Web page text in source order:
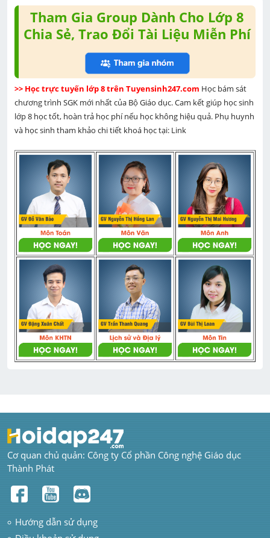
Tham Gia Group Dành Cho Lớp 8
Chia Sẻ, Trao Đổi Tài Liệu Miễn Phí
>> Học trực tuyến lớp 8 trên Tuyensinh247.com Học bám sát
chương trình SGK mới nhất của Bộ Giáo dục. Cam kết giúp học sinh
lớp 8 học tốt, hoàn trả học phí nếu học không hiệu quả. Phụ huynh
và học sinh tham khảo chi tiết khoá học tại: Link
Cơ quan chủ quản: Công ty Cổ phần Công nghệ Giáo dục
Thành Phát
Hướng dẫn sử dụng